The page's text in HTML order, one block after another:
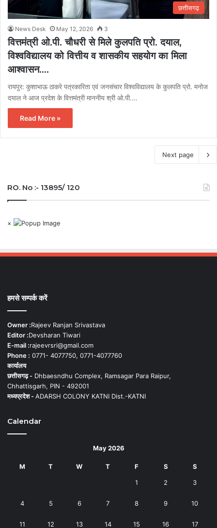
छत्तीसगढ़
News Desk May 12, 2026 3
वित्तमंत्री ओ.पी. चौधरी से मिले कुलपति प्रो. दयाल,
विश्वविद्यालय को वित्तीय व शासकीय सहयोग का मिला
आश्वासन….
रायपुर: कुशाभाऊ ठाकरे पत्रकारिता एवं जनसंचार विश्वविद्यालय के कुलपति प्रो. मनोज
दयाल ने आज प्रदेश के वित्तमंत्री माननीय श्री ओ.पी.…
Read More »
Next page
RO. No :- 13895/ 120
×
हमसे सम्पर्क करें
Owner :Rajeev Ranjan Srivastava
Editor :Devsharan Tiwari
E-mail :rajeevrsri@gmail.com
Phone : 0771- 4077750, 0771-4077760
कार्यालय
छत्तीसगढ़ - Dhbaesndhu Complex, Ramsagar Para Raipur,
Chhattisgarh, PIN - 492001
मध्यप्रदेश -ADARSH COLONY KATNI Dist.-KATNI
Calendar
May 2026
M T W T F S S
1 2 3
4 5 6 7 8 9 10
11 12 13 14 15 16 17